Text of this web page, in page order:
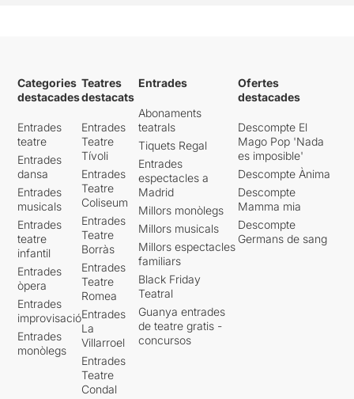
Categories
destacades
Entrades
teatre
Entrades
dansa
Entrades
musicals
Entrades
teatre
infantil
Entrades
òpera
Entrades
improvisació
Entrades
monòlegs
Teatres
destacats
Entrades
Teatre
Tívoli
Entrades
Teatre
Coliseum
Entrades
Teatre
Borràs
Entrades
Teatre
Romea
Entrades
La
Villarroel
Entrades
Teatre
Condal
Entrades
Abonaments
teatrals
Tiquets Regal
Entrades
espectacles a
Madrid
Millors monòlegs
Millors musicals
Millors espectacles
familiars
Black Friday
Teatral
Guanya entrades
de teatre gratis -
concursos
Ofertes
destacades
Descompte El
Mago Pop 'Nada
es imposible'
Descompte Ànima
Descompte
Mamma mia
Descompte
Germans de sang